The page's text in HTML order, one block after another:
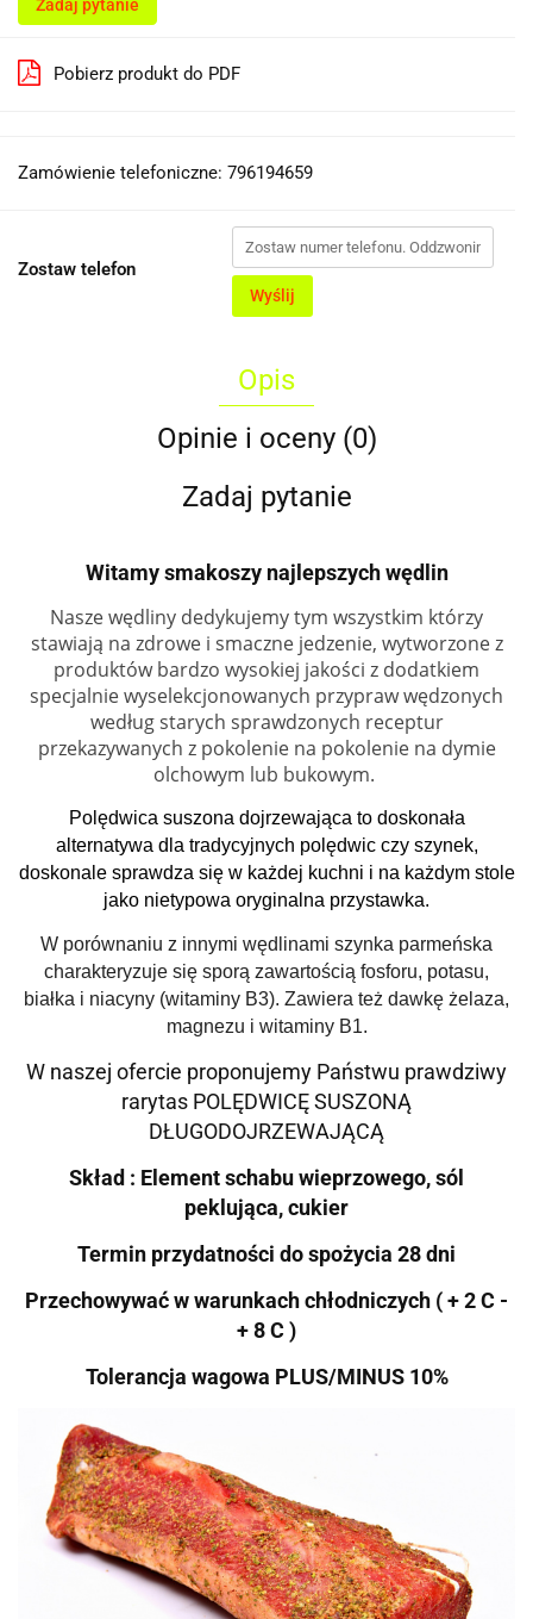
Zadaj pytanie
Pobierz produkt do PDF
Zamówienie telefoniczne: 796194659
Zostaw telefon
Wyślij
Opis
Opinie i oceny (0)
Zadaj pytanie
Witamy smakoszy najlepszych wędlin
Nasze wędliny dedykujemy tym wszystkim którzy
stawiają na zdrowe i smaczne jedzenie, wytworzone z
produktów bardzo wysokiej jakości z dodatkiem
specjalnie wyselekcjonowanych przypraw wędzonych
według starych sprawdzonych receptur
przekazywanych z pokolenie na pokolenie na dymie
olchowym lub bukowym.
Polędwica suszona dojrzewająca to doskonała
alternatywa dla tradycyjnych polędwic czy szynek,
doskonale sprawdza się w każdej kuchni i na każdym stole
jako nietypowa oryginalna przystawka.
W porównaniu z innymi wędlinami szynka parmeńska
charakteryzuje się sporą zawartością fosforu, potasu,
białka i niacyny (witaminy B3). Zawiera też dawkę żelaza,
magnezu i witaminy B1.
W naszej ofercie proponujemy Państwu prawdziwy
rarytas POLĘDWICĘ SUSZONĄ
DŁUGODOJRZEWAJĄCĄ
Skład : Element schabu wieprzowego, sól
peklująca, cukier
Termin przydatności do spożycia 28 dni
Przechowywać w warunkach chłodniczych ( + 2 C -
+ 8 C )
Tolerancja wagowa PLUS/MINUS 10%